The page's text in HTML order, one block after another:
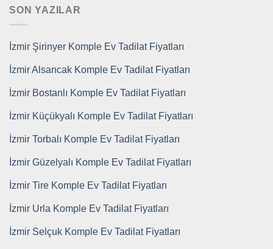
SON YAZILAR
İzmir Şirinyer Komple Ev Tadilat Fiyatları
İzmir Alsancak Komple Ev Tadilat Fiyatları
İzmir Bostanlı Komple Ev Tadilat Fiyatları
İzmir Küçükyalı Komple Ev Tadilat Fiyatları
İzmir Torbalı Komple Ev Tadilat Fiyatları
İzmir Güzelyalı Komple Ev Tadilat Fiyatları
İzmir Tire Komple Ev Tadilat Fiyatları
İzmir Urla Komple Ev Tadilat Fiyatları
İzmir Selçuk Komple Ev Tadilat Fiyatları